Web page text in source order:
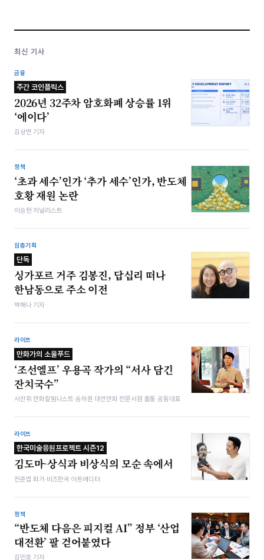
최신 기사
금융
주간 코인플릭스
2026년 32주차 암호화폐 상승률 1위
‘에이다’
김상연 기자
정책
‘초과 세수’인가 ‘추가 세수’인가, 반도체
호황 재원 논란
이승현 저널리스트
심층기획
단독
싱가포르 거주 김봉진, 답십리 떠나
한남동으로 주소 이전
박해나 기자
라이프
만화가의 소울푸드
‘조선엘프’ 우용곡 작가의 “서사 담긴
잔치국수”
서찬휘 만화칼럼니스트·송하원 대안만화 전문서점 홈통 공동대표
라이프
한국미술응원프로젝트 시즌12
김도마-상식과 비상식의 모순 속에서
전준엽 화가·비즈한국 아트에디터
정책
“반도체 다음은 피지컬 AI” 정부 ‘산업
대전환’ 팔 걷어붙였다
김민호 기자